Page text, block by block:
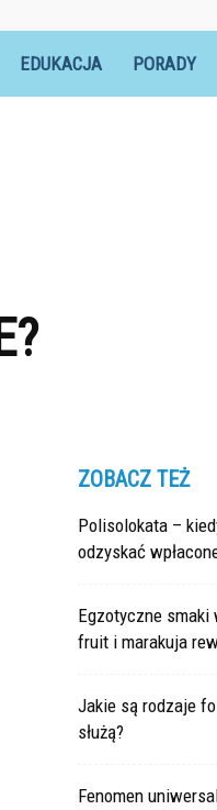
EDUKACJA PORADY
ZOBACZ TEŻ
Polisolokata –
odzyskać
Egzotyczne smaki
fruit i marakuja
Jakie są rodzaje
służą?
Fenomen